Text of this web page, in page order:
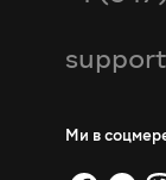
Ми в